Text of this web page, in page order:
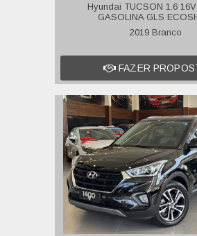
Hyundai TUCSON 1.6
GASOLINA GLS
2019 Branco
FAZER